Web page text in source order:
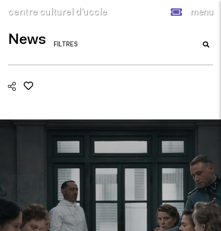
centre culturel d’uccle menu
News FILTRES